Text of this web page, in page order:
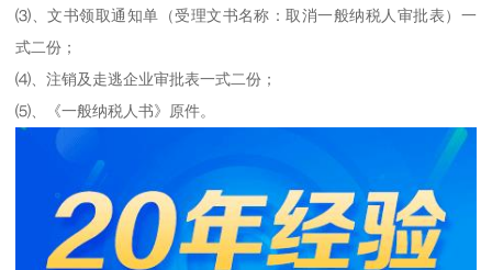
⑶、文书领取通知单（受理文书名称：取消一般纳税人审批表）一
式二份；
⑷、注销及走逃企业审批表一式二份；
⑸、《一般纳税人书》原件。